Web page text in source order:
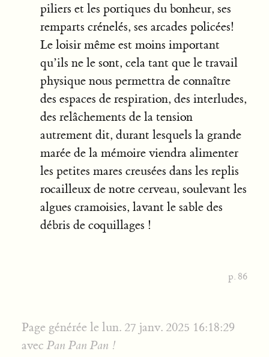
piliers et les portiques du bonheur, ses
remparts crénelés, ses arcades policées!
Le loisir même est moins important
qu’ils ne le sont, cela tant que le travail
physique nous permettra de connaître
des espaces de respiration, des interludes,
des relâchements de la tension
autrement dit, durant lesquels la grande
marée de la mémoire viendra alimenter
les petites mares creusées dans les replis
rocailleux de notre cerveau, soulevant les
algues cramoisies, lavant le sable des
débris de coquillages !
p. 86
Page générée le lun. 27 janv. 2025 16:18:29
avecPan Pan Pan !